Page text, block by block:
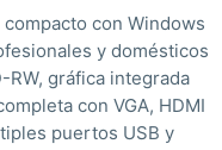
con Windows
y domésticos
RW, gráfica integrada
con VGA, HDMI
puertos USB y